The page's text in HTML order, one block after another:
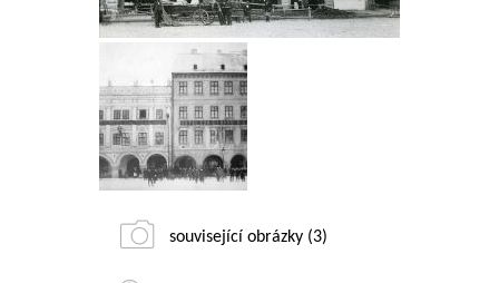
související obrázky (3)